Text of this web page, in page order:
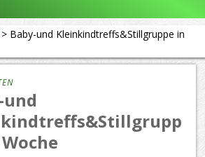
> Baby-und Kleinkindtreffs&Stillgruppe in
und